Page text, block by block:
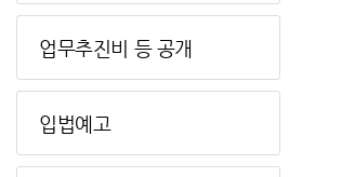
업무추진비 등 공개
입법예고